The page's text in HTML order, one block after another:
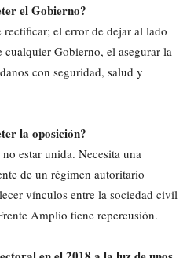
el Gobierno?
el error de dejar al lado
Gobierno, el asegurar la
con seguridad, salud y
la oposición?
estar unida. Necesita una
de un régimen autoritario
vínculos entre la sociedad civil
Amplio tiene repercusión.